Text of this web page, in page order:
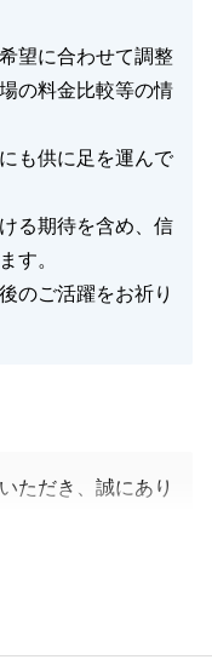
望に合わせて調整
の料金比較等の情
も供に足を運んで
る期待を含め、信
す。
のご活躍をお祈り
ただき、誠にあり
ご不安な点が多か
説明できたこと